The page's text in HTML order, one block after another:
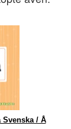
Svenska / Å